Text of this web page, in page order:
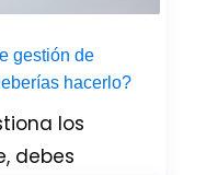
gestión de
hacerlo?
los
debes